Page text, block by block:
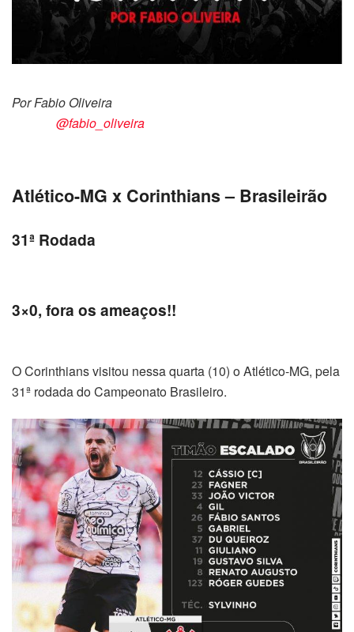
Por Fabio Oliveira
@fabio_oliveira
Atlético-MG x Corinthians – Brasileirão
31ª Rodada
3×0, fora os ameaços!!
O Corinthians visitou nessa quarta (10) o Atlético-MG, pela
31ª rodada do Campeonato Brasileiro.